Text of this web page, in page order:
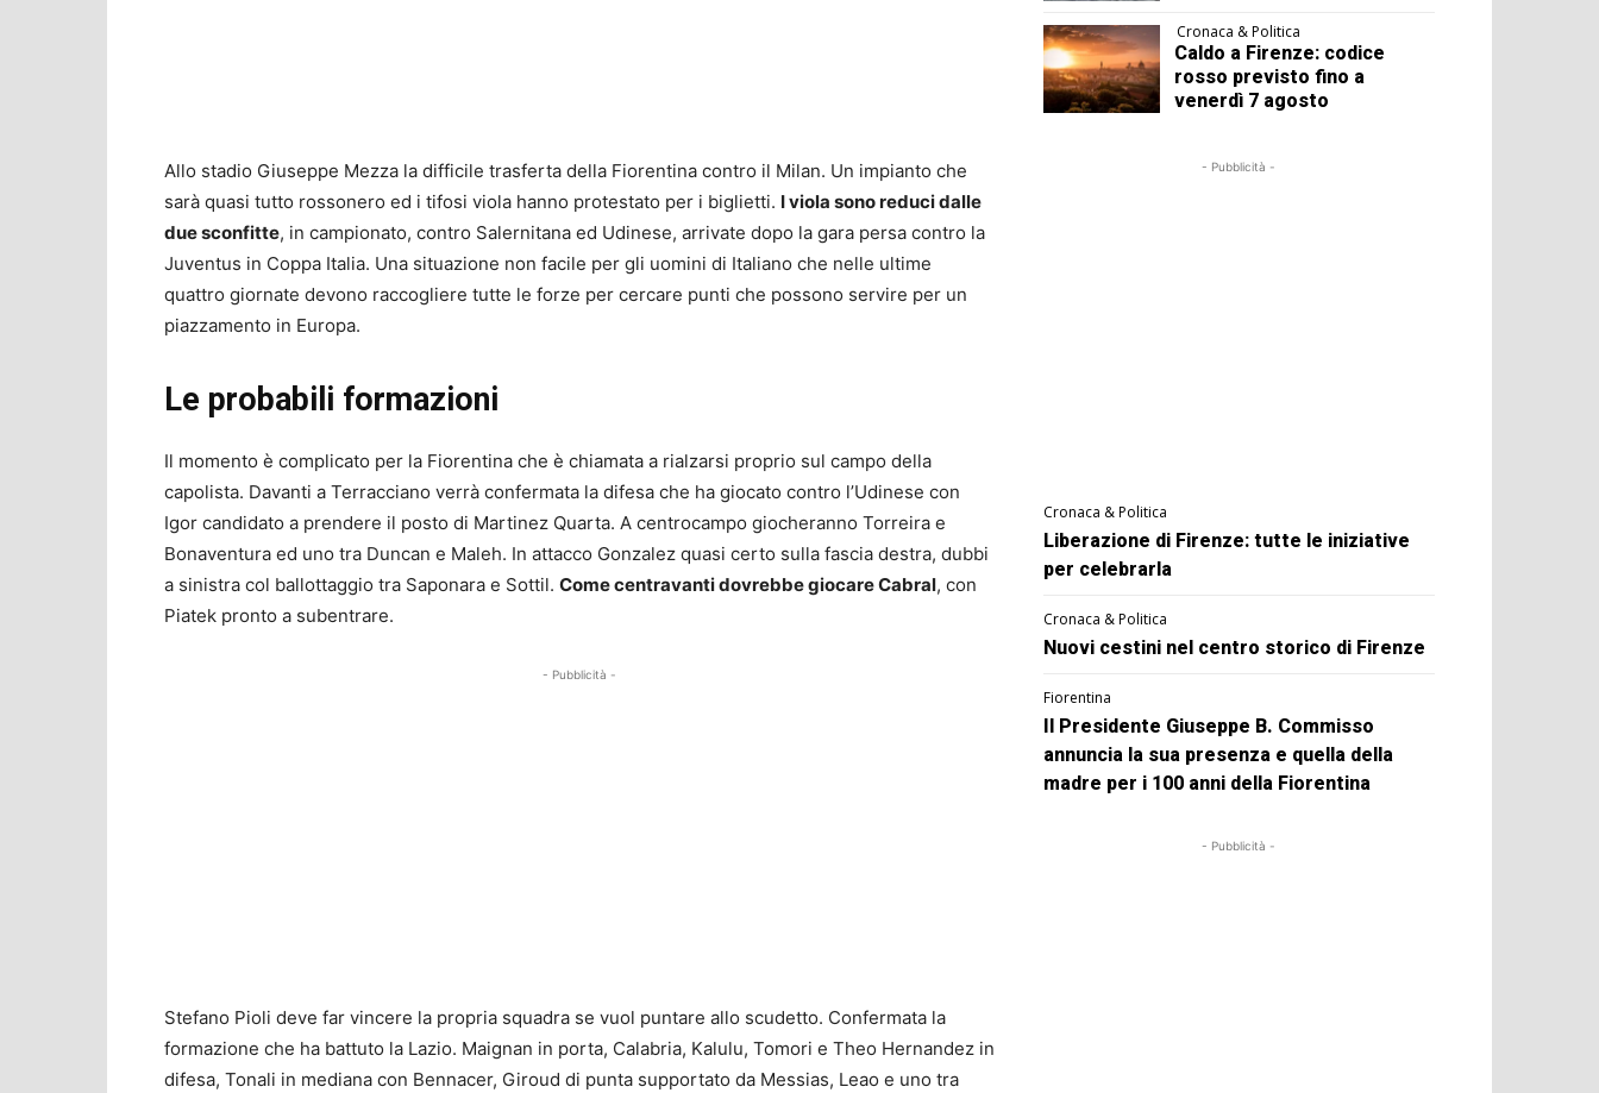
Allo stadio Giuseppe Mezza la difficile trasferta della Fiorentina contro il Milan. Un impianto che
sarà quasi tutto rossonero ed i tifosi viola hanno protestato per i biglietti. I viola sono reduci dalle
due sconfitte, in campionato, contro Salernitana ed Udinese, arrivate dopo la gara persa contro la
Juventus in Coppa Italia. Una situazione non facile per gli uomini di Italiano che nelle ultime
quattro giornate devono raccogliere tutte le forze per cercare punti che possono servire per un
piazzamento in Europa.
Le probabili formazioni
Il momento è complicato per la Fiorentina che è chiamata a rialzarsi proprio sul campo della
capolista. Davanti a Terracciano verrà confermata la difesa che ha giocato contro l’Udinese con
Igor candidato a prendere il posto di Martinez Quarta. A centrocampo giocheranno Torreira e
Bonaventura ed uno tra Duncan e Maleh. In attacco Gonzalez quasi certo sulla fascia destra, dubbi
a sinistra col ballottaggio tra Saponara e Sottil. Come centravanti dovrebbe giocare Cabral, con
Piatek pronto a subentrare.
- Pubblicità -
Stefano Pioli deve far vincere la propria squadra se vuol puntare allo scudetto. Confermata la
formazione che ha battuto la Lazio. Maignan in porta, Calabria, Kalulu, Tomori e Theo Hernandez in
difesa, Tonali in mediana con Bennacer, Giroud di punta supportato da Messias, Leao e uno tra
Cronaca & Politica
Caldo a Firenze: codice
rosso previsto fino a
venerdì 7 agosto
- Pubblicità -
Cronaca & Politica
Liberazione di Firenze: tutte le iniziative
per celebrarla
Cronaca & Politica
Nuovi cestini nel centro storico di Firenze
Fiorentina
Il Presidente Giuseppe B. Commisso
annuncia la sua presenza e quella della
madre per i 100 anni della Fiorentina
- Pubblicità -